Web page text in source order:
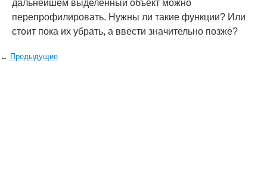
дальнейшем выделенный объект можно
перепрофилировать. Нужны ли такие функции? Или
стоит пока их убрать, а ввести значительно позже?
← Предыдущие